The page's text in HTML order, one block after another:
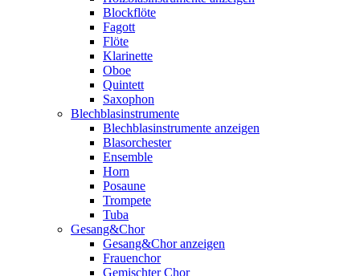
Blockflöte
Fagott
Flöte
Klarinette
Oboe
Quintett
Saxophon
Blechblasinstrumente
Blechblasinstrumente anzeigen
Blasorchester
Ensemble
Horn
Posaune
Trompete
Tuba
Gesang&Chor
Gesang&Chor anzeigen
Frauenchor
Gemischter Chor